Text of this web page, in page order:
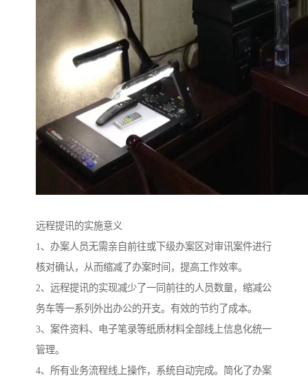
远程提讯的实施意义
1、办案人员无需亲自前往或下级办案区对审讯案件进行
核对确认，从而缩减了办案时间，提高工作效率。
2、远程提讯的实现减少了一同前往的人员数量，缩减公
务车等一系列外出办公的开支。有效的节约了成本。
3、案件资料、电子笔录等纸质材料全部线上信息化统一
管理。
4、所有业务流程线上操作，系统自动完成。简化了办案